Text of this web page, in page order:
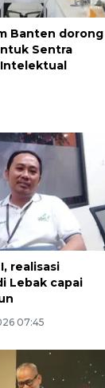
Banten dorong
Sentra
Intelektual
realisasi
Lebak capai
07:45